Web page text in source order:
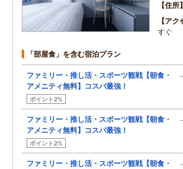
住所
アク
すぐ
「部屋食」を含む宿泊プラン
ファミリー・推し活・スポーツ観戦【朝食・
アメニティ無料】コスパ最強！
ポイント2%
ファミリー・推し活・スポーツ観戦【朝食・
アメニティ無料】コスパ最強！
ポイント2%
ファミリー・推し活・スポーツ観戦【朝食・